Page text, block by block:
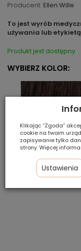
Producent: Ellen Wille
To jest wyrób
używania lub
Produkt jest dostępny
WYBIERZ KOLOR:
Klikając “Zgoda”
cookie na twoim
zapisywanie tylko
strony. Więcej
Ustawienia